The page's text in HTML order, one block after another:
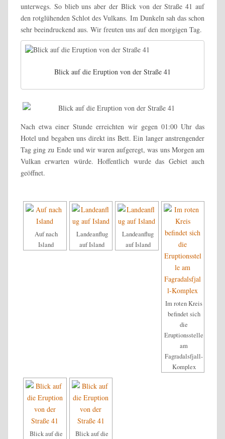
unterwegs. So blieb uns aber der Blick von der Straße 41 auf
den rotglühenden Schlot des Vulkans. Im Dunkeln sah das schon
sehr beeindruckend aus. Wir freuten uns auf den morgigen Tag.
Blick auf die Eruption von der Straße 41
Nach etwa einer Stunde erreichten wir gegen 01:00 Uhr das
Hotel und begaben uns direkt ins Bett. Ein langer anstrengender
Tag ging zu Ende und wir waren aufgeregt, was uns Morgen am
Vulkan erwarten würde. Hoffentlich wurde das Gebiet auch
geöffnet.
Auf nach
Island
Landeanflug
auf Island
Landeanflug
auf Island
Im roten Kreis
befindet sich
die
Eruptionsstelle
am
Fagradalsfjall-
Komplex
Blick auf die
Blick auf die